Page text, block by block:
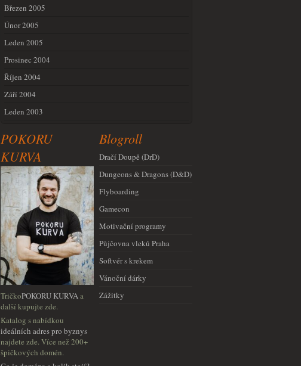
Březen 2005
Únor 2005
Leden 2005
Prosinec 2004
Říjen 2004
Září 2004
Leden 2003
POKORU
KURVA
TričkoPOKORU KURVAa
další kupujte zde.
Katalog s nabídkou
ideálních adres pro byznys
najdete zde. Více než 200+
špičkových domén.
Blogroll
Dračí Doupě (DrD)
Dungeons & Dragons (D&D)
Flyboarding
Gamecon
Motivační programy
Půjčovna vleků Praha
Softvér s krekem
Vánoční dárky
Zážitky